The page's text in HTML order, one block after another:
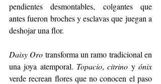
pendientes desmontables, colgantes que
antes fueron broches y esclavas que juegan a
deshojar una flor.
Daisy Oro transforma un ramo tradicional en
una joya atemporal. Topacio, citrino y ónix
verde recrean flores que no conocen el paso